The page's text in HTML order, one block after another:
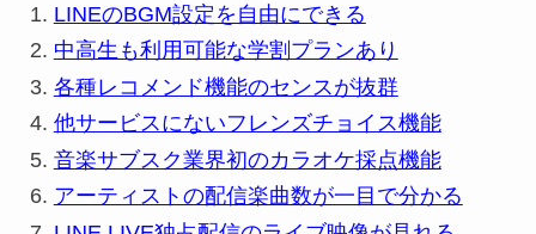
LINEのBGM設定を自由にできる
中高生も利用可能な学割プランあり
各種レコメンド機能のセンスが抜群
他サービスにないフレンズチョイス機能
音楽サブスク業界初のカラオケ採点機能
アーティストの配信楽曲数が一目で分かる